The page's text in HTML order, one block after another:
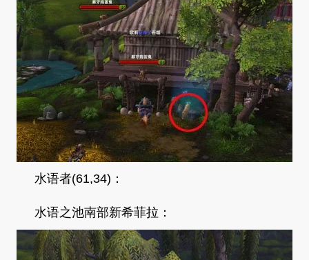
水语者(61,34)：
水语之池南部新希菲拉：